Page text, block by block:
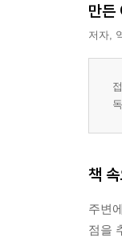
만든
저자,
책
주변
점을